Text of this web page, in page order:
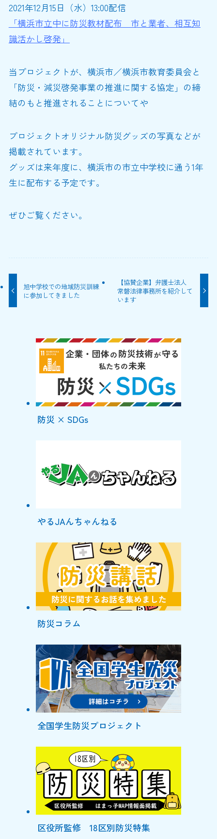
2021年12月15日（水）13:00配信
「横浜市立中に防災教材配布 市と業者、相互知
識活かし啓発」
当プロジェクトが、横浜市／横浜市教育委員会と
「防災・減災啓発事業の推進に関する協定」の締
結のもと推進されることについてや
プロジェクトオリジナル防災グッズの写真などが
掲載されています。
グッズは来年度に、横浜市の市立中学校に通う1年
生に配布する予定です。
ぜひご覧ください。
旭中学校での地域防災訓練
に参加してきました
【協賛企業】弁護士法人
常磐法律事務所を紹介して
います
防災 × SDGs
やるJAんちゃんねる
防災コラム
全国学生防災プロジェクト
区役所監修 18区別防災特集